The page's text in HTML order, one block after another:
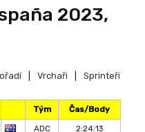
2023,
Vrchaři
Sprinteři
Tým
Čas/Body
ADC
2:24:13